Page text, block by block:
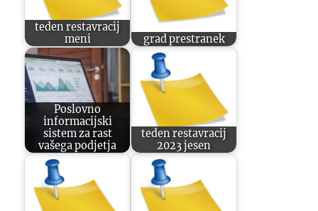
teden restavracij
meni
grad prestranek
Poslovno
informacijski
sistem za rast
vašega podjetja
teden restavracij
2023 jesen